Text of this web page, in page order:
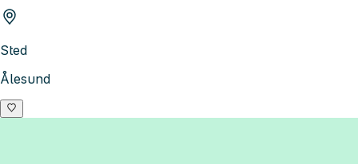
Sted
Ålesund